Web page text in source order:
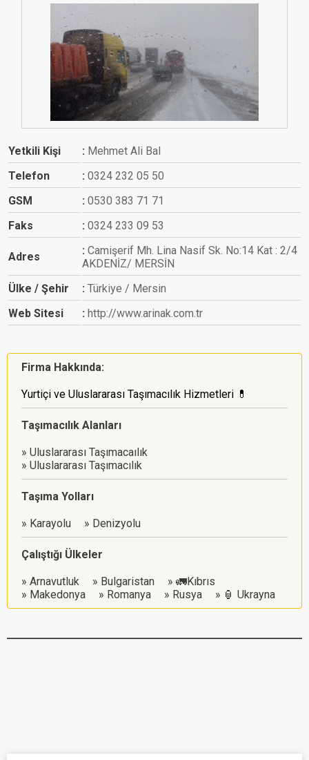
Yetkili Kişi
Mehmet Ali Bal
Telefon
0324 232 05 50
GSM
0530 383 71 71
Faks
0324 233 09 53
Adres
Camişerif Mh. Lina Nasif Sk. No:14 Kat : 2/4
AKDENİZ/ MERSİN
Ülke / Şehir
Türkiye / Mersin
Web Sitesi
http://www.arinak.com.tr
Firma Hakkında:
Yurtiçi ve Uluslararası Taşımacılık Hizmetleri 💊
Taşımacılık Alanları
Uluslararası Taşımacaılık
Uluslararası Taşımacılık
Taşıma Yolları
Karayolu Denizyolu
Çalıştığı Ülkeler
Arnavutluk Bulgaristan
🚛Kıbrıs
Makedonya
Romanya Rusya 🏮 Ukrayna